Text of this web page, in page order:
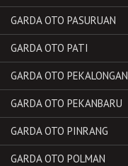
GARDA OTO PASURUAN
GARDA OTO PATI
GARDA OTO PEKALONGAN
GARDA OTO PEKANBARU
GARDA OTO PINRANG
GARDA OTO POLMAN